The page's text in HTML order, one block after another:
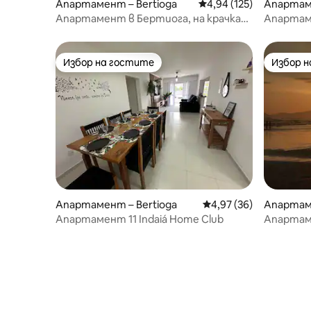
Апартамент – Bertioga Средна оценка: 4,94
4,94 (125)
Апартамент в Бертиога, на крачка
ço
Избор на гостите
Избор на гостите
Апартамент – Bertioga Средна оценка: 4,97
4,97 (36)
Апартамент 11 Indaiá Home Club
Избор
Избор
ga